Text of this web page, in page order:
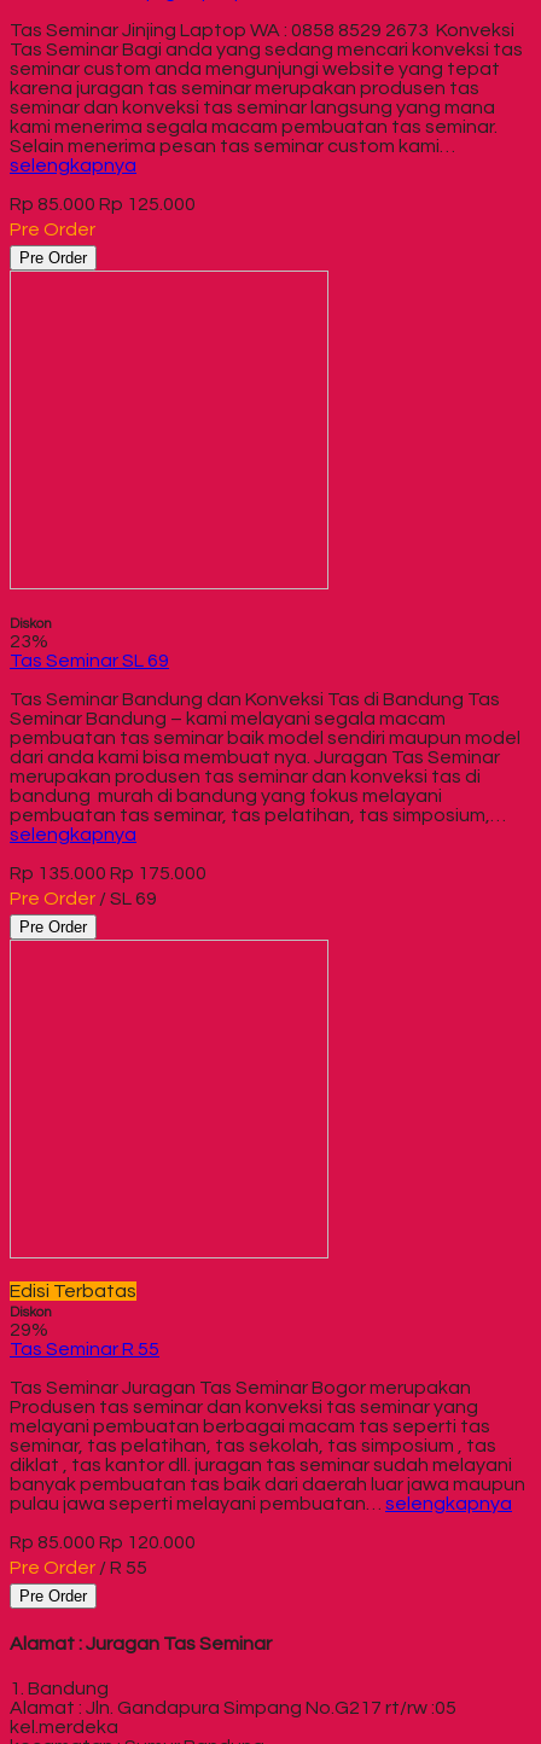
Tas Seminar Jinjing Laptop WA : 0858 8529 2673 Konveksi
Tas Seminar Bagi anda yang sedang mencari konveksi tas
seminar custom anda mengunjungi website yang tepat
karena juragan tas seminar merupakan produsen tas
seminar dan konveksi tas seminar langsung yang mana
kami menerima segala macam pembuatan tas seminar.
Selain menerima pesan tas seminar custom kami…
selengkapnya
Rp 85.000 Rp 125.000
Pre Order
Pre Order
Diskon
23%
Tas Seminar SL 69
Tas Seminar Bandung dan Konveksi Tas di Bandung Tas
Seminar Bandung – kami melayani segala macam
pembuatan tas seminar baik model sendiri maupun model
dari anda kami bisa membuat nya. Juragan Tas Seminar
merupakan produsen tas seminar dan konveksi tas di
bandung murah di bandung yang fokus melayani
pembuatan tas seminar, tas pelatihan, tas simposium,…
selengkapnya
Rp 135.000 Rp 175.000
Pre Order / SL 69
Pre Order
Edisi Terbatas
Diskon
29%
Tas Seminar R 55
Tas Seminar Juragan Tas Seminar Bogor merupakan
Produsen tas seminar dan konveksi tas seminar yang
melayani pembuatan berbagai macam tas seperti tas
seminar, tas pelatihan, tas sekolah, tas simposium , tas
diklat , tas kantor dll. juragan tas seminar sudah melayani
banyak pembuatan tas baik dari daerah luar jawa maupun
pulau jawa seperti melayani pembuatan… selengkapnya
Rp 85.000 Rp 120.000
Pre Order / R 55
Pre Order
Alamat : Juragan Tas Seminar
1. Bandung
Alamat : Jln. Gandapura Simpang No.G217 rt/rw :05
kel.merdeka